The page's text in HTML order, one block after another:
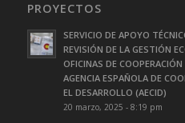
PROYECTOS
SERVICIO DE APOYO
REVISIÓN DE LA GESTIÓN
OFICINAS DE
AGENCIA ESPAÑOLA DE
EL DESARROLLO (AECID)
20 marzo, 2025 - 8:19 pm